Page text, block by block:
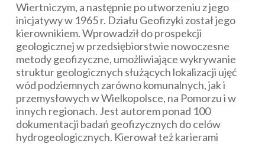
Wiertniczym, a następnie po utworzeniu z jego
inicjatywy w 1965 r. Działu Geofizyki został jego
kierownikiem. Wprowadził do prospekcji
geologicznej w przedsiębiorstwie nowoczesne
metody geofizyczne, umożliwiające wykrywanie
struktur geologicznych służących lokalizacji ujęć
wód podziemnych zarówno komunalnych, jak i
przemysłowych w Wielkopolsce, na Pomorzu i w
innych regionach. Jest autorem ponad 100
dokumentacji badań geofizycznych do celów
hydrogeologicznych. Kierował też karierami